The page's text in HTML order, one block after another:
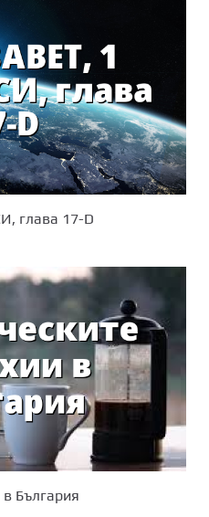
глава 17-D
България